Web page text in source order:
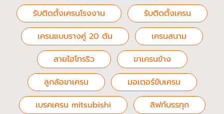
รับติดตั้งเครนโรงงาน
รับติดตั้งเครน
เครนแบบรางคู่ 20 ตัน
เครนสนาม
สายไฮโทรริว
ขาเครนข้าง
ลูกล้อขาเครน
มอเตอร์ขับเครน
เบรคเครน mitsubishi
ลิฟท์บรรทุก